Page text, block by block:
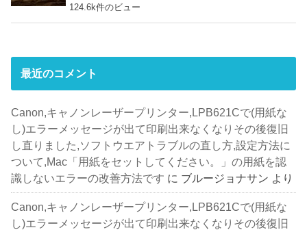
124.6k件のビュー
最近のコメント
Canon,キャノンレーザープリンター,LPB621Cで(用紙な
し)エラーメッセージが出て印刷出来なくなりその後復旧
し直りました,ソフトウエアトラブルの直し方,設定方法に
ついて,Mac「用紙をセットしてください。」の用紙を認
識しないエラーの改善方法です に ブルージョナサン より
Canon,キャノンレーザープリンター,LPB621Cで(用紙な
し)エラーメッセージが出て印刷出来なくなりその後復旧